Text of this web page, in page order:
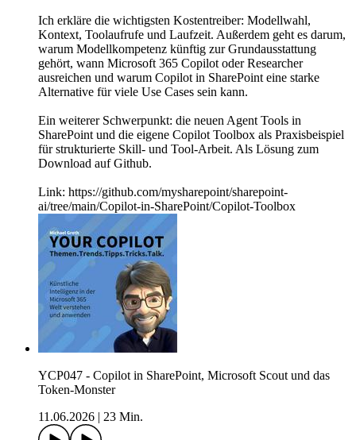
Ich erkläre die wichtigsten Kostentreiber: Modellwahl,
Kontext, Toolaufrufe und Laufzeit. Außerdem geht es darum,
warum Modellkompetenz künftig zur Grundausstattung
gehört, wann Microsoft 365 Copilot oder Researcher
ausreichen und warum Copilot in SharePoint eine starke
Alternative für viele Use Cases sein kann.
Ein weiterer Schwerpunkt: die neuen Agent Tools in
SharePoint und die eigene Copilot Toolbox als Praxisbeispiel
für strukturierte Skill- und Tool-Arbeit. Als Lösung zum
Download auf Github.
Link: https://github.com/mysharepoint/sharepoint-
ai/tree/main/Copilot-in-SharePoint/Copilot-Toolbox
YCP047 - Copilot in SharePoint, Microsoft Scout und das
Token-Monster
11.06.2026
23 Min.